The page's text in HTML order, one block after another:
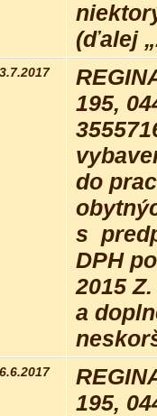
(ďalej
195,
do
s
DPH
2015
a
195,